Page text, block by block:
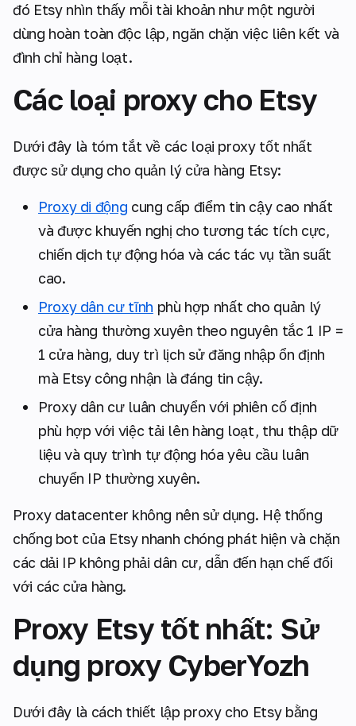
đó Etsy nhìn thấy mỗi tài khoản như một người
dùng hoàn toàn độc lập, ngăn chặn việc liên kết và
đình chỉ hàng loạt.
Các loại proxy cho Etsy
Dưới đây là tóm tắt về các loại proxy tốt nhất
được sử dụng cho quản lý cửa hàng Etsy:
Proxy di động cung cấp điểm tin cậy cao nhất
và được khuyến nghị cho tương tác tích cực,
chiến dịch tự động hóa và các tác vụ tần suất
cao.
Proxy dân cư tĩnh phù hợp nhất cho quản lý
cửa hàng thường xuyên theo nguyên tắc 1 IP =
1 cửa hàng, duy trì lịch sử đăng nhập ổn định
mà Etsy công nhận là đáng tin cậy.
Proxy dân cư luân chuyển với phiên cố định
phù hợp với việc tải lên hàng loạt, thu thập dữ
liệu và quy trình tự động hóa yêu cầu luân
chuyển IP thường xuyên.
Proxy datacenter không nên sử dụng. Hệ thống
chống bot của Etsy nhanh chóng phát hiện và chặn
các dải IP không phải dân cư, dẫn đến hạn chế đối
với các cửa hàng.
Proxy Etsy tốt nhất: Sử
dụng proxy CyberYozh
Dưới đây là cách thiết lập proxy cho Etsy bằng